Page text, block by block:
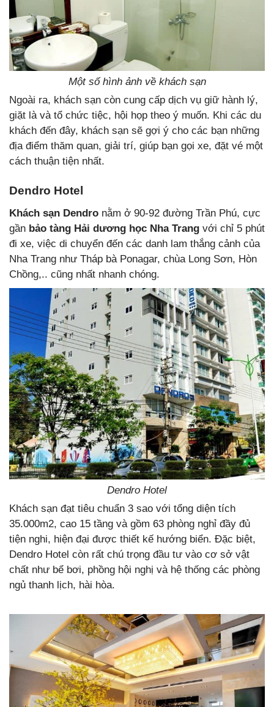
Một số hình ảnh về khách sạn
Ngoài ra, khách sạn còn cung cấp dịch vụ giữ hành lý,
giặt là và tổ chức tiệc, hội họp theo ý muốn. Khi các du
khách đến đây, khách sạn sẽ gợi ý cho các bạn những
địa điểm thăm quan, giải trí, giúp bạn gọi xe, đặt vé một
cách thuận tiện nhất.
Dendro Hotel
Khách sạn Dendro nằm ở 90-92 đường Trần Phú, cực
gần bảo tàng Hải dương học Nha Trang với chỉ 5 phút
đi xe, việc di chuyển đến các danh lam thắng cảnh của
Nha Trang như Tháp bà Ponagar, chùa Long Sơn, Hòn
Chồng,.. cũng nhất nhanh chóng.
Dendro Hotel
Khách sạn đạt tiêu chuẩn 3 sao với tổng diện tích
35.000m2, cao 15 tầng và gồm 63 phòng nghỉ đầy đủ
tiện nghi, hiện đại được thiết kế hướng biển. Đặc biệt,
Dendro Hotel còn rất chú trọng đầu tư vào cơ sở vật
chất như bể bơi, phồng hội nghị và hệ thống các phòng
ngủ thanh lịch, hài hòa.